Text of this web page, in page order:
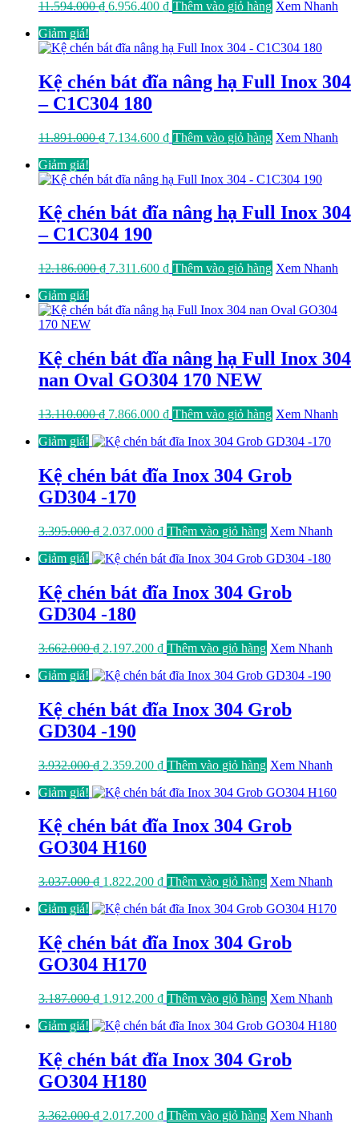
11.594.000₫ Giá
11.594.000 ₫.
6.956.400 ₫Giá
là:
Thêm vào giỏ hàng Xem Nhanh
Giảm giá!
Kệ chén bát đĩa nâng hạ Full Inox 304
– C1C304 180
11.891.000₫ Giá
11.891.000 ₫.
7.134.600 ₫Giá
là:
Thêm vào giỏ hàng Xem Nhanh
Giảm giá!
Kệ chén bát đĩa nâng hạ Full Inox 304
– C1C304 190
12.186.000₫ Giá
12.186.000 ₫.
7.311.600 ₫Giá
là:
Thêm vào giỏ hàng Xem Nhanh
Giảm giá!
Kệ chén bát đĩa nâng hạ Full Inox 304
nan Oval GO304 170 NEW
13.110.000₫ Giá
là:
7.866.000 ₫Giá
tại
7.866.000 ₫.
Thêm vào giỏ hàng Xem Nhanh
Giảm giá!
Kệ chén bát đĩa Inox 304 Grob
GD304 -170
3.395.000₫ Giá
là:
2.037.000 ₫Giá
tại
2.037.000 ₫.
Thêm vào giỏ hàng Xem Nhanh
Giảm giá!
Kệ chén bát đĩa Inox 304 Grob
GD304 -180
3.662.000₫ Giá
là:
2.197.200 ₫Giá
tại
2.197.200 ₫.
Thêm vào giỏ hàng Xem Nhanh
Giảm giá!
Kệ chén bát đĩa Inox 304 Grob
GD304 -190
3.932.000₫ Giá
là:
2.359.200 ₫Giá
tại
2.359.200 ₫.
Thêm vào giỏ hàng Xem Nhanh
Giảm giá!
Kệ chén bát đĩa Inox 304 Grob
GO304 H160
3.037.000₫ Giá
là:
1.822.200 ₫Giá
tại
1.822.200 ₫.
Thêm vào giỏ hàng Xem Nhanh
Giảm giá!
Kệ chén bát đĩa Inox 304 Grob
GO304 H170
3.187.000₫ Giá
là:
1.912.200 ₫Giá
tại
1.912.200 ₫.
Thêm vào giỏ hàng Xem Nhanh
Giảm giá!
Kệ chén bát đĩa Inox 304 Grob
GO304 H180
3.362.000₫ Giá
2.017.200 ₫Giá
Thêm vào giỏ hàng Xem Nhanh